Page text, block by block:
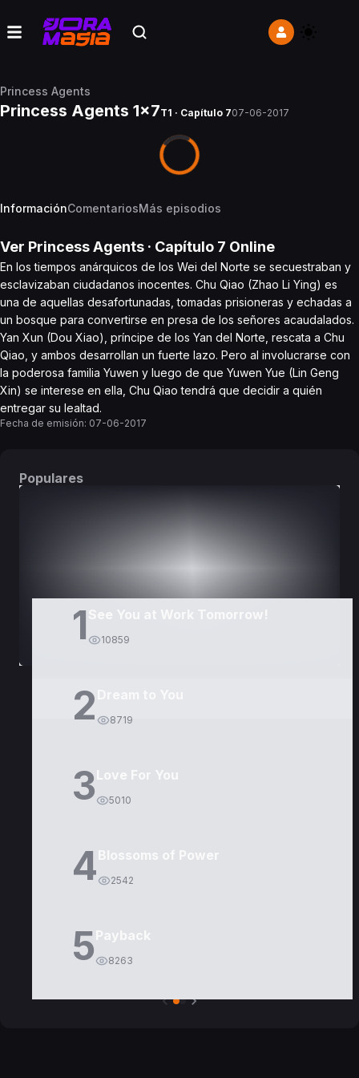
Princess Agents
Princess Agents 1x7T1 · Capítulo 707-06-2017
InformaciónComentariosMás episodios
Ver Princess Agents · Capítulo 7 Online
En los tiempos anárquicos de los Wei del Norte se secuestraban y
esclavizaban ciudadanos inocentes. Chu Qiao (Zhao Li Ying) es
una de aquellas desafortunadas, tomadas prisioneras y echadas a
un bosque para convertirse en presa de los señores acaudalados.
Yan Xun (Dou Xiao), príncipe de los Yan del Norte, rescata a Chu
Qiao, y ambos desarrollan un fuerte lazo. Pero al involucrarse con
la poderosa familia Yuwen y luego de que Yuwen Yue (Lin Geng
Xin) se interese en ella, Chu Qiao tendrá que decidir a quién
entregar su lealtad.
Fecha de emisión: 07-06-2017
Populares
1 See You at Work Tomorrow!
10859
2 8719
3Love For You
5010
4Blossoms of Power
2542
5Payback
8263